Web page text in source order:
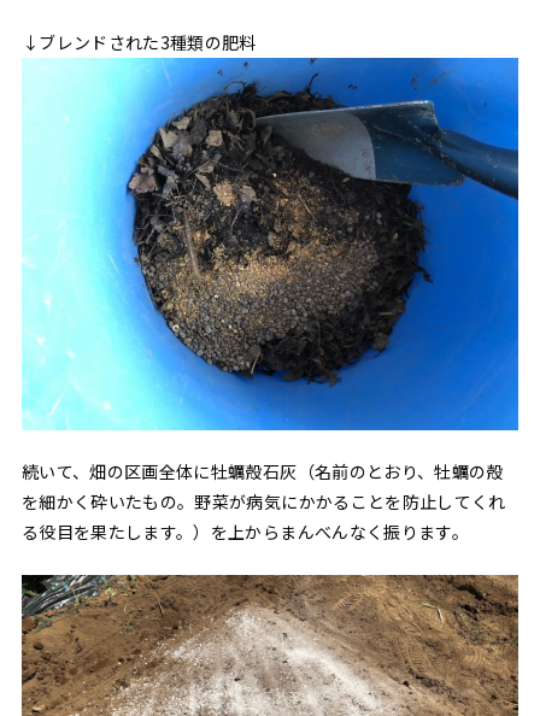
↓ブレンドされた3種類の肥料
続いて、畑の区画全体に牡蠣殻石灰（名前のとおり、牡蠣の殻
を細かく砕いたもの。野菜が病気にかかることを防止してくれ
る役目を果たします。）を上からまんべんなく振ります。